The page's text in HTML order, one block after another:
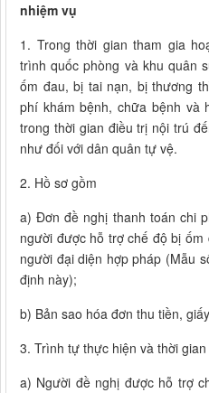
nhiệm vụ
1. Trong thời gian tham gia
trình quốc phòng và khu quân
ốm đau, bị tai nạn, bị thương
phí khám bệnh, chữa bệnh và
trong thời gian điều trị nội trú
như đối với dân quân tự vệ.
2. Hồ sơ gồm
a) Đơn đề nghị thanh toán chi
người được hỗ trợ chế độ bị
người đại diện hợp pháp (Mẫu
định này);
b) Bản sao hóa đơn thu tiền,
3. Trình tự thực hiện và thời
a) Người đề nghị được hỗ trợ